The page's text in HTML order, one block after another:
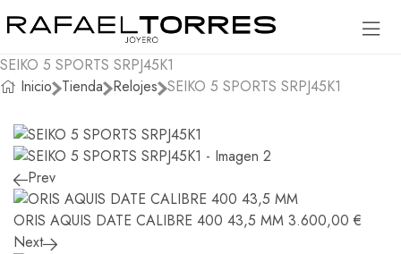
SEIKO 5 SPORTS SRPJ45K1
Inicio Tienda Relojes SEIKO 5 SPORTS SRPJ45K1
Prev
ORIS AQUIS DATE CALIBRE 400 43,5 MM 3.600,00 €
Next